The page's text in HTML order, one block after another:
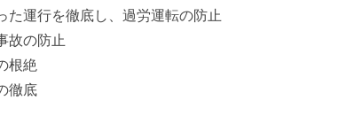
た運行を徹底し、過労運転の防止
故の防止
根絶
徹底